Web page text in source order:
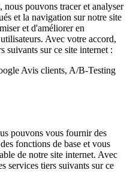
nous pouvons tracer et analyser
et la navigation sur notre site
et d'améliorer en
Avec votre accord,
suivants sur ce site internet :
Avis clients, A/B-Testing
pouvons vous fournir des
fonctions de base et vous
de notre site internet. Avec
services tiers suivants sur ce